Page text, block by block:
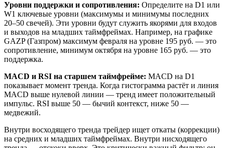
Уровни поддержки и сопротивления: Определите на D1 или
W1 ключевые уровни (максимумы и минимумы последних
20–50 свечей). Эти уровни будут служить якорями для входов
и выходов на младших таймфреймах. Например, на графике
GAZP (Газпром) максимум февраля на уровне 195 руб. — это
сопротивление, минимум октября на уровне 165 руб. — это
поддержка.
MACD и RSI на старшем таймфрейме: MACD на D1
показывает момент тренда. Когда гистограмма растёт и линия
MACD выше нулевой линии — тренд имеет положительный
импульс. RSI выше 50 — бычий контекст, ниже 50 —
медвежий.
Внутри восходящего тренда трейдер ищет откаты (коррекции)
на средних и младших таймфреймах. Внутри нисходящего